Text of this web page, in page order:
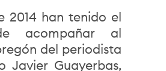
2014 han tenido el
acompañar al
del periodista
Javier Guayerbas,